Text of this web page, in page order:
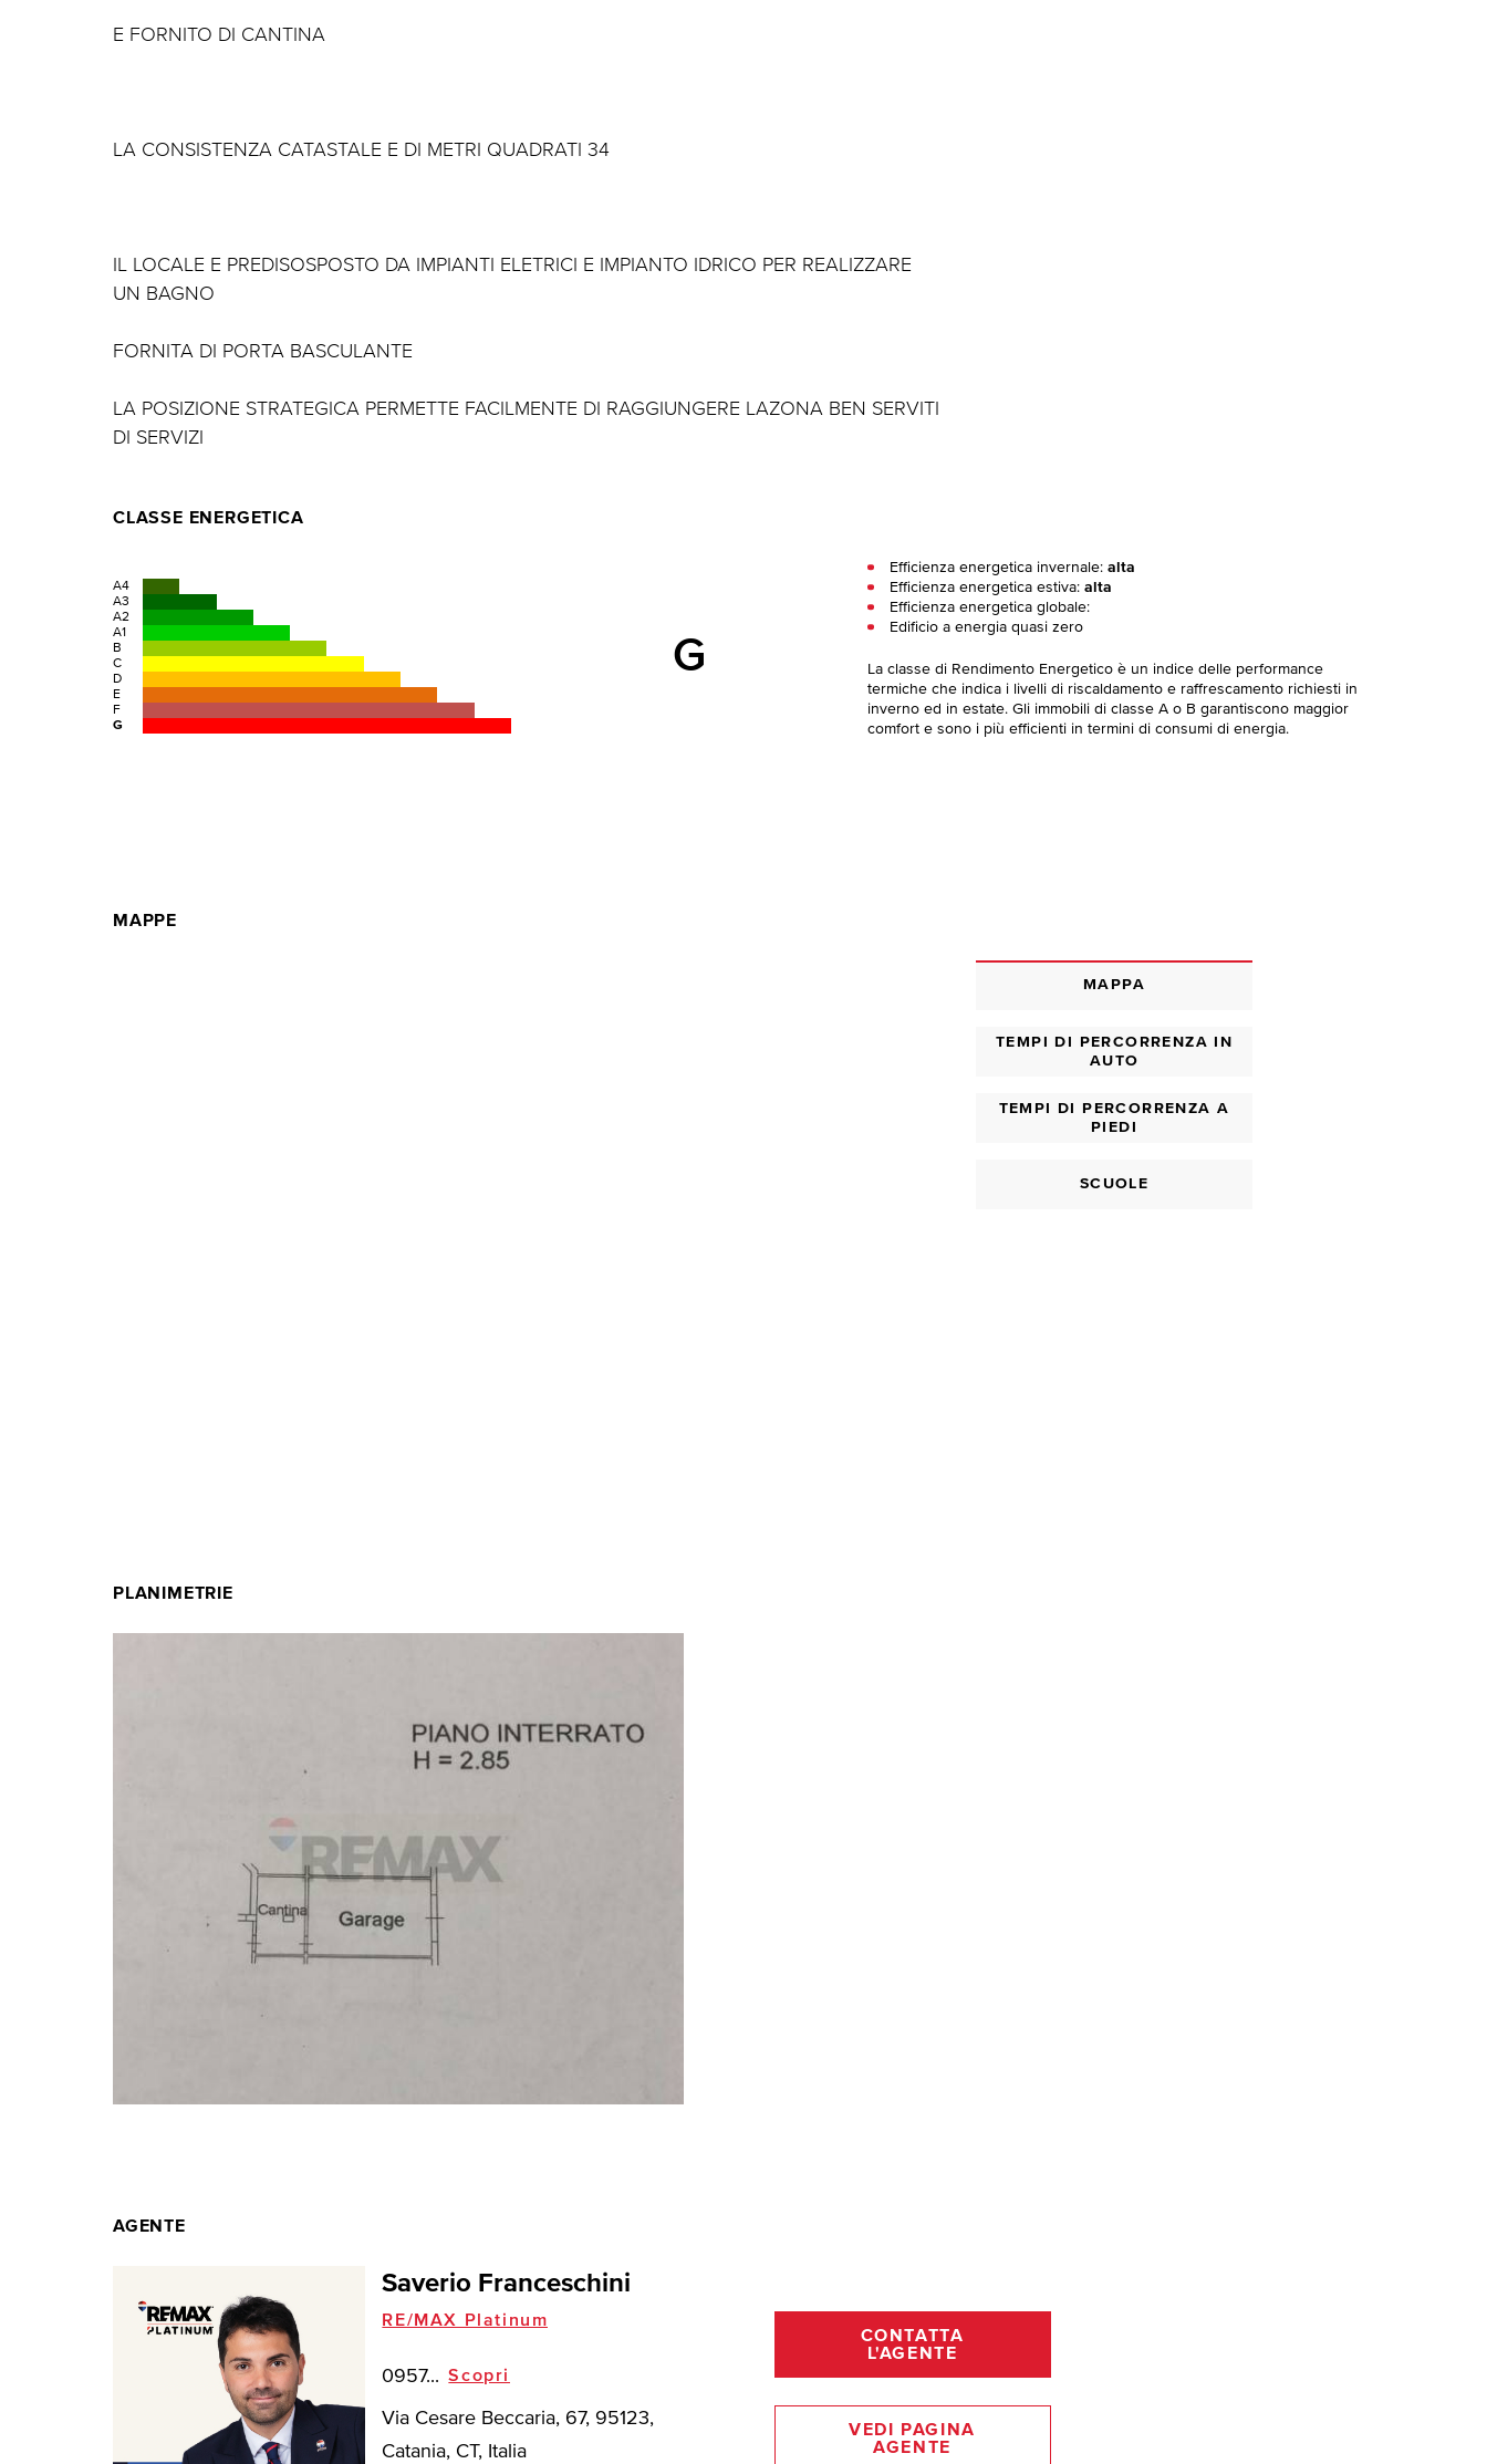
E FORNITO DI CANTINA
LA CONSISTENZA CATASTALE E DI METRI QUADRATI 34
IL LOCALE E PREDISOSPOSTO DA IMPIANTI ELETRICI E IMPIANTO IDRICO PER REALIZZARE
UN BAGNO
FORNITA DI PORTA BASCULANTE
LA POSIZIONE STRATEGICA PERMETTE FACILMENTE DI RAGGIUNGERE LAZONA BEN SERVITI
DI SERVIZI
CLASSE ENERGETICA
A4
A3
A2
A1
B
C
D
E
F
G
G
Efficienza energetica invernale:alta
Efficienza energetica estiva:alta
Efficienza energetica globale:
Edificio a energia quasi zero
La classe di Rendimento Energetico è un indice delle performance
termiche che indica i livelli di riscaldamento e raffrescamento richiesti in
inverno ed in estate. Gli immobili di classe A o B garantiscono maggior
comfort e sono i più efficienti in termini di consumi di energia.
MAPPE
MAPPA
TEMPI DI PERCORRENZA IN
AUTO
TEMPI DI PERCORRENZA A
PIEDI
SCUOLE
PLANIMETRIE
AGENTE
Saverio Franceschini
RE/MAX Platinum
0957... Scopri
Via Cesare Beccaria, 67, 95123,
Catania, CT, Italia
CONTATTA
L'AGENTE
VEDI PAGINA
AGENTE